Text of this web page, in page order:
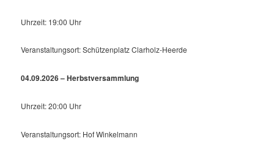
Uhrzeit: 19:00 Uhr
Veranstaltungsort: Schützenplatz Clarholz-Heerde
04.09.2026 – Herbstversammlung
Uhrzeit: 20:00 Uhr
Veranstaltungsort: Hof Winkelmann